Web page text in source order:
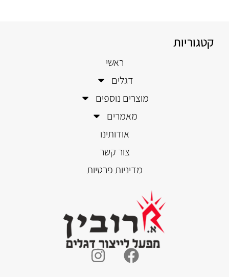
קטגוריות
ראשי
דגלים
מוצרים נוספים
מאמרים
אודותינו
צור קשר
מדיניות פרטיות